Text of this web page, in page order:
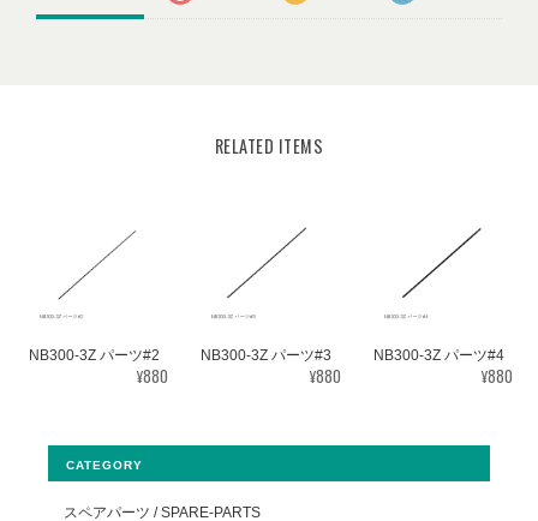
RELATED ITEMS
NB300-3Z パーツ#2
¥880
NB300-3Z パーツ#3
¥880
NB300-3Z パーツ#4
¥880
CATEGORY
スペアパーツ / SPARE-PARTS